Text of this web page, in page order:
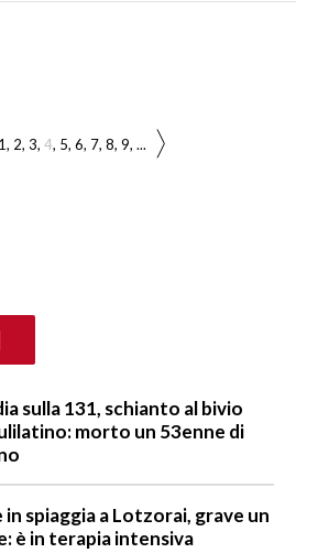
1 2 3 4 5 6 7 8 9 ...
sulla 131, schianto al bivio
morto un 53enne di
in spiaggia a Lotzorai, grave un
è in terapia intensiva